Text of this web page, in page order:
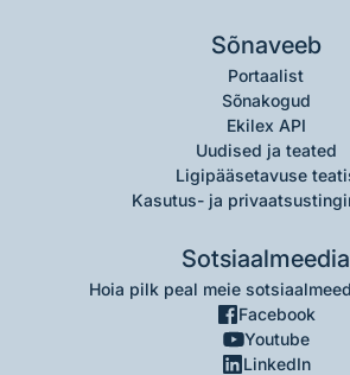
Sõnaveeb
Portaalist
Sõnakogud
Ekilex API
Uudised ja teated
Ligipääsetavuse
Kasutus- ja
Sotsiaalmeedia
Hoia pilk peal meie
Facebook
Youtube
LinkedIn